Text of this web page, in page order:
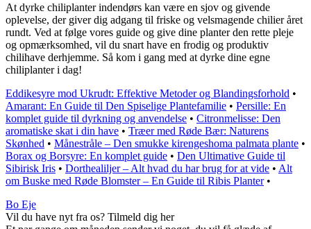
At dyrke chiliplanter indendørs kan være en sjov og givende
oplevelse, der giver dig adgang til friske og velsmagende chilier året
rundt. Ved at følge vores guide og give dine planter den rette pleje
og opmærksomhed, vil du snart have en frodig og produktiv
chilihave derhjemme. Så kom i gang med at dyrke dine egne
chiliplanter i dag!
Eddikesyre mod Ukrudt: Effektive Metoder og Blandingsforhold •
Amarant: En Guide til Den Spiselige Plantefamilie • Persille: En
komplet guide til dyrkning og anvendelse • Citronmelisse: Den
aromatiske skat i din have • Træer med Røde Bær: Naturens
Skønhed • Månestråle – Den smukke kirengeshoma palmata plante •
Borax og Borsyre: En komplet guide • Den Ultimative Guide til
Sibirisk Iris • Dorthealiljer – Alt hvad du har brug for at vide • Alt
om Buske med Røde Blomster – En Guide til Ribis Planter•
Bo Eje
Vil du have nyt fra os? Tilmeld dig her